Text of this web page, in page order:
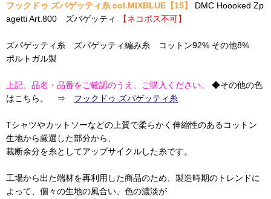
フックドゥ ズパゲッティ糸 col.MIXBLUE【15】
DMC Hoooked Zp
agetti Art.800 ズバゲッティ
【ネコポス不可】
ズパゲッティ糸 ズパゲッティ編み糸 コットン92% その他8%
ポルトガル製
上記、品名・品番をご確認のうえ、ご購入ください。
◆その他の色
はこちら。 ⇒ フックドゥ ズパゲッティ糸
Tシャツやカットソーなどの上質で柔らかく伸縮性のあるコットン
生地から厳選した部分から、
裁断余分を糸としてアップサイクルした糸です。
工場から出た端材を再利用した商品のため、製造時期のトレンドに
よって、個々の生地の風合い、色の濃淡が